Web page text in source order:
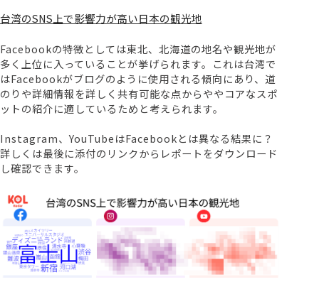
台湾のSNS上で影響力が高い日本の観光地
Facebookの特徴としては東北、北海道の地名や観光地が
多く上位に入っていることが挙げられます。これは台湾で
はFacebookがブログのように使用される傾向にあり、道
のりや詳細情報を詳しく共有可能な点からややコアなスポ
ットの紹介に適しているためと考えられます。
Instagram、YouTubeはFacebookとは異なる結果に？
詳しくは最後に添付のリンクからレポートをダウンロード
し確認できます。